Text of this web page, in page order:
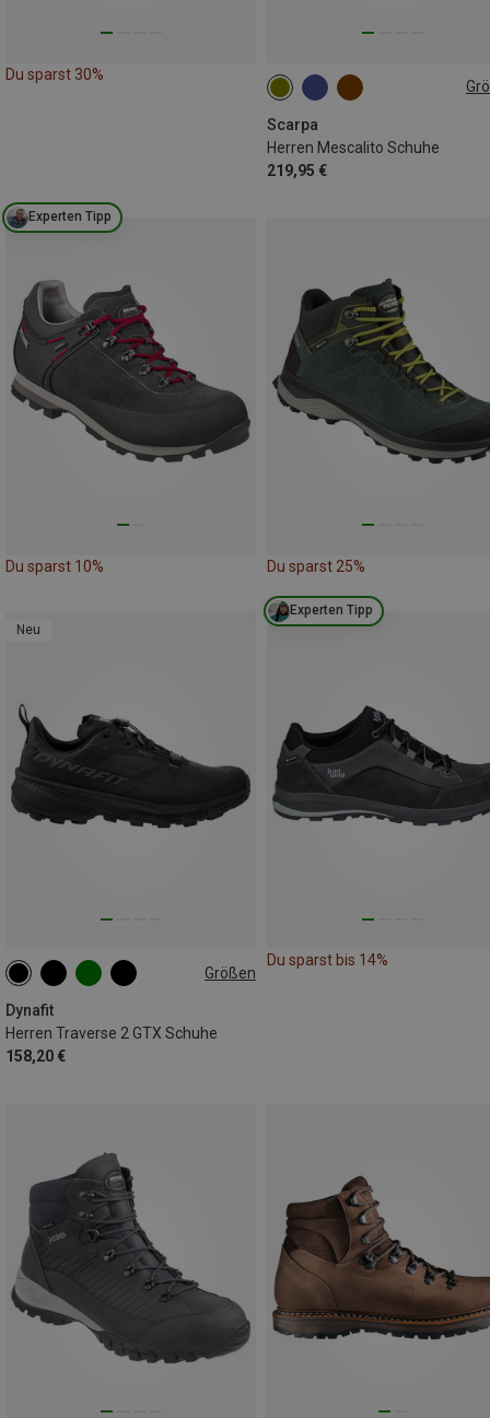
Du sparst 30%
Scarpa
Herren Mescalito Schuhe
219,95 €
Experten Tipp
Du sparst 10% Du sparst 25%
Neu
Größen
Dynafit
Herren Traverse 2 GTX Schuhe
158,20 €
Experten Tipp
Du sparst bis 14%